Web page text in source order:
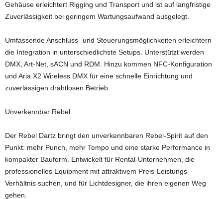
Gehäuse erleichtert Rigging und Transport und ist auf langfristige
Zuverlässigkeit bei geringem Wartungsaufwand ausgelegt.
Umfassende Anschluss- und Steuerungsmöglichkeiten erleichtern
die Integration in unterschiedlichste Setups. Unterstützt werden
DMX, Art-Net, sACN und RDM. Hinzu kommen NFC-Konfiguration
und Aria X2 Wireless DMX für eine schnelle Einrichtung und
zuverlässigen drahtlosen Betrieb.
Unverkennbar Rebel
Der Rebel Dartz bringt den unverkennbaren Rebel-Spirit auf den
Punkt: mehr Punch, mehr Tempo und eine starke Performance in
kompakter Bauform. Entwickelt für Rental-Unternehmen, die
professionelles Equipment mit attraktivem Preis-Leistungs-
Verhältnis suchen, und für Lichtdesigner, die ihren eigenen Weg
gehen.